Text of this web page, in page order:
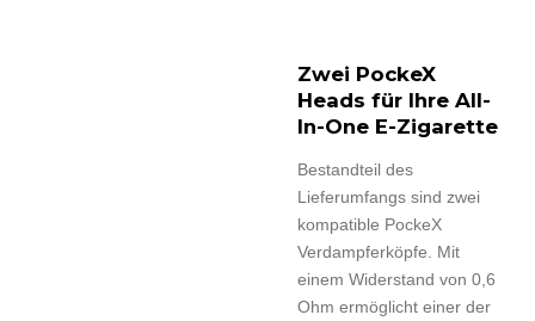
Zwei PockeX
Heads für Ihre All-
In-One E-Zigarette
Bestandteil des
Lieferumfangs sind zwei
kompatible PockeX
Verdampferköpfe. Mit
einem Widerstand von 0,6
Ohm ermöglicht einer der